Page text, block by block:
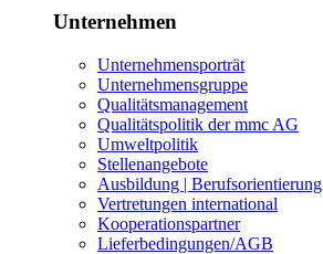
Unternehmen
Unternehmensporträt
Unternehmensgruppe
Qualitätsmanagement
Qualitätspolitik der mmc AG
Umweltpolitik
Stellenangebote
Ausbildung | Berufsorientierung
Vertretungen international
Kooperationspartner
Lieferbedingungen/AGB